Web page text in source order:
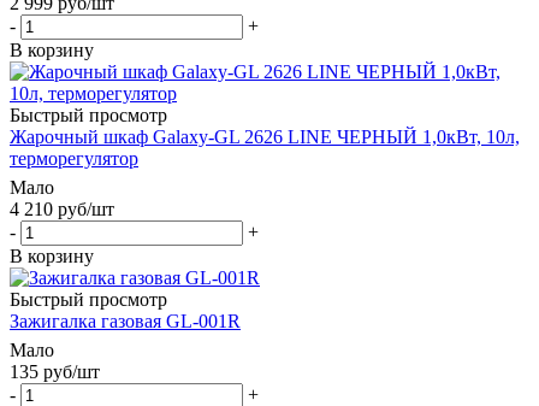
-
+
В корзину
Быстрый просмотр
Жарочный шкаф Galaxy-GL 2626 LINE ЧЕРНЫЙ 1,0кВт, 10л,
терморегулятор
Мало
4 210 руб/шт
-
+
В корзину
Быстрый просмотр
Зажигалка газовая GL-001R
Мало
135 руб/шт
-
+